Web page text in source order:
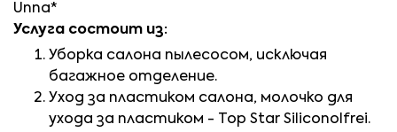
Unna*
Услуга состоит из:
Уборка салона пылесосом, исключая
багажное отделение.
Уход за пластиком салона, молочко для
ухода за пластиком - Top Star Siliconolfrei.